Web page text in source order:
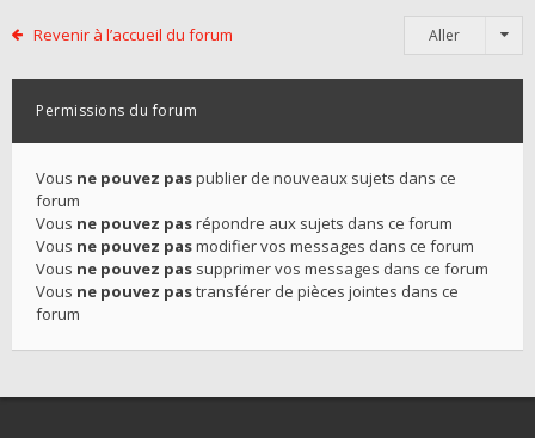
Revenir à l’accueil du forum Aller
Permissions du forum
Vous ne pouvez paspublier de nouveaux sujets dans ce
forum
Vous ne pouvez pasrépondre aux sujets dans ce forum
Vous ne pouvez pasmodifier vos messages dans ce forum
Vous ne pouvez pas supprimer vos messages dans ce forum
Vous ne pouvez pastransférer de pièces jointes dans ce
forum